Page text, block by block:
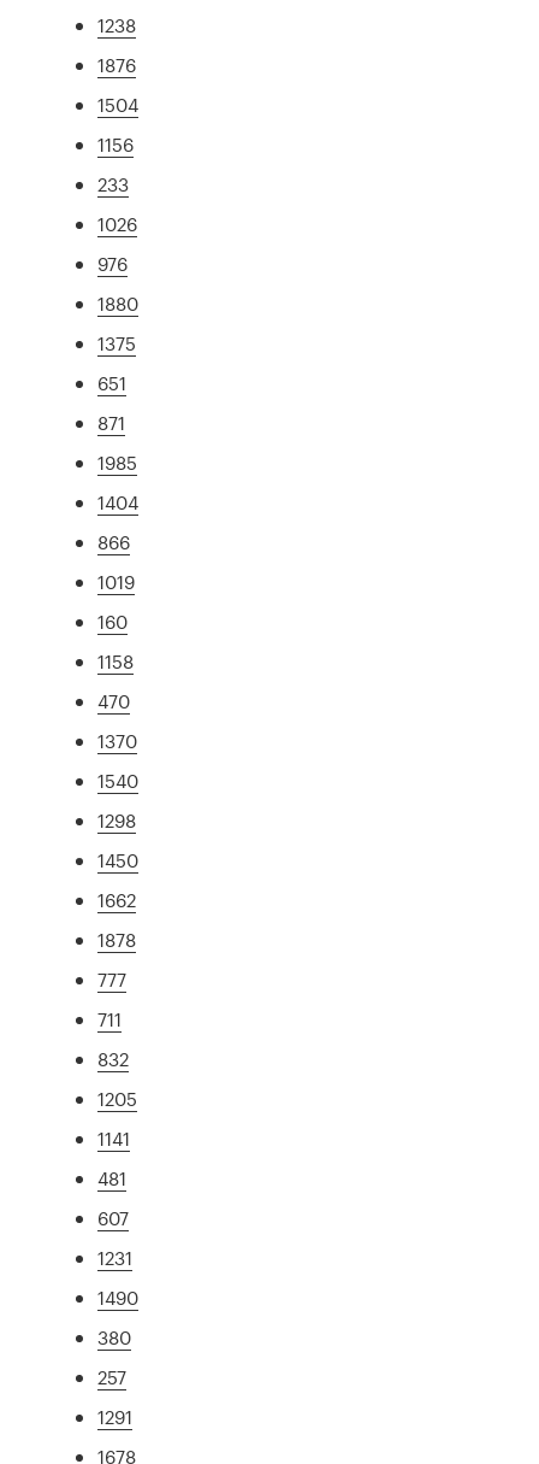
1238
1876
1504
1156
233
1026
976
1880
1375
651
871
1985
1404
866
1019
160
1158
470
1370
1540
1298
1450
1662
1878
777
711
832
1205
1141
481
607
1231
1490
380
257
1291
1678